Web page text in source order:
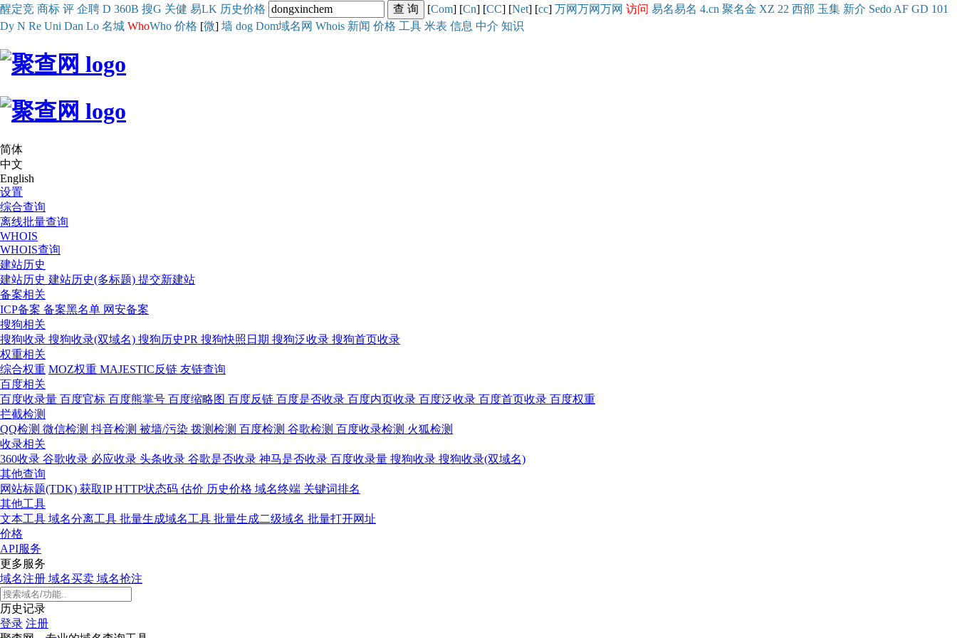
醒定竞 商标 评 企聘 D 360B 搜G 关健 易LK 历史价格 [Com] [Cn] [CC] [Net] [cc] 万网万网万网 访问 易名易名 4.cn 聚名金 XZ 22 西部 玉集 新介 Sedo AF GD 101
Dy N Re Uni Dan Lo 名城 WhoWho 价格 [微] 墙 dog Dom域名网 Whois 新闻 价格 工具 米表 信息 中介 知识